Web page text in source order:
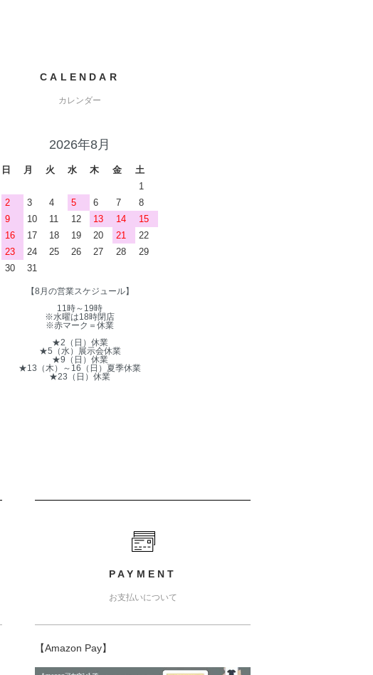
CALENDAR
カレンダー
2026年8月
日 月 火 水 木 金
土
1
2
3 4 5 6 7
8
9
10 11 12 13 14
15
16
17 18 19 20 21
22
23
24 25 26 27 28
29
30
31
【8月の営業スケジュール】
11時～19時
※水曜は18時閉店
※赤マーク＝休業
★2（日）休業
★5（水）展示会休業
★9（日）休業
★13（木）～16（日）夏季休業
★23（日）休業
PAYMENT
お支払いについて
【Amazon Pay】